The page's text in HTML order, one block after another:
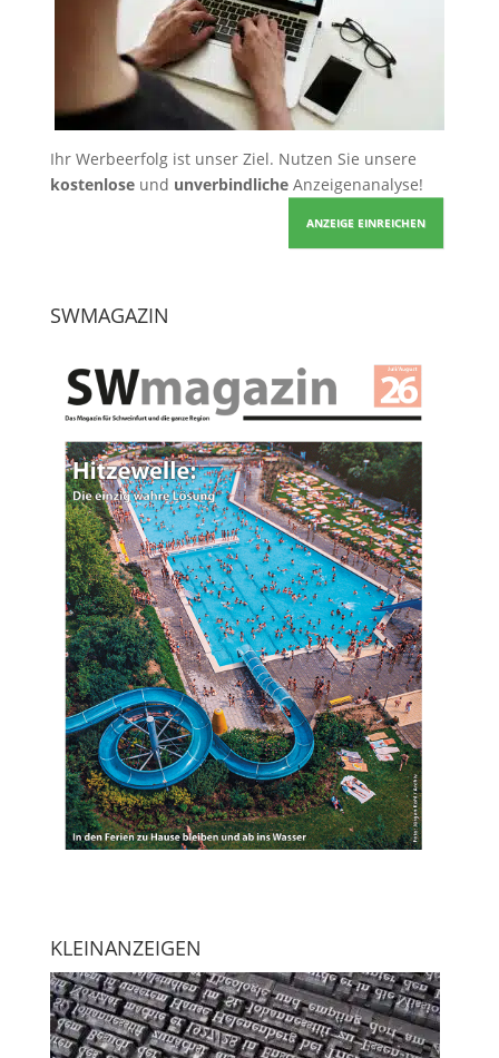
Ihr Werbeerfolg ist unser Ziel. Nutzen Sie unsere
kostenloseund unverbindlicheAnzeigenanalyse!
ANZEIGE EINREICHEN
SWMAGAZIN
KLEINANZEIGEN